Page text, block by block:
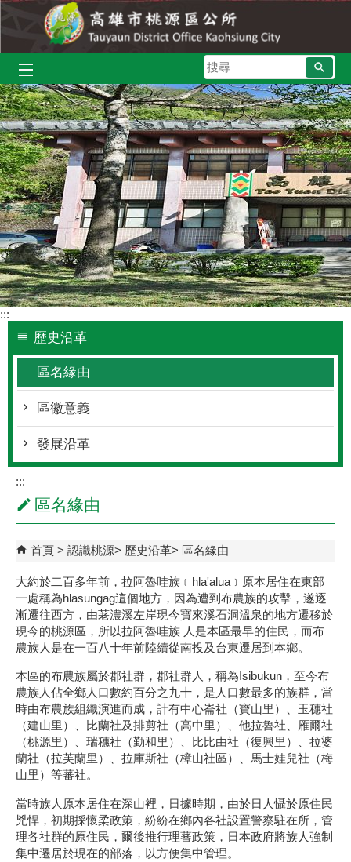
跳到主要內容區塊
搜
尋
:::
歷史沿革
區名緣由
區徽意義
發展沿革
:::
區名緣由
首頁 認識桃源 歷史沿革 區名緣由
大約於二百多年前，拉阿魯哇族﹝hla'alua﹞原本居住在東部
一處稱為hlasungag這個地方，因為遭到布農族的攻擊，遂逐
漸遷往西方，由荖濃溪左岸現今寶來溪石洞溫泉的地方遷移於
現今的桃源區，所以拉阿魯哇族 人是本區最早的住民，而布
農族人是在一百八十年前陸續從南投及台東遷居到本鄉。
本區的布農族屬於郡社群，郡社群人，稱為Isibukun，至今布
農族人佔全鄉人口數約百分之九十，是人口數最多的族群，當
時由布農族組織演進而成，計有中心崙社（寶山里）、玉穗社
（建山里）、比蘭社及排剪社（高中里）、他拉魯社、雁爾社
（桃源里）、瑞穗社（勤和里）、比比由社（復興里）、拉婆
蘭社（拉芙蘭里）、拉庫斯社（樟山社區）、馬士娃兒社（梅
山里）等蕃社。
當時族人原本居住在深山裡，日據時期，由於日人懾於原住民
兇悍，初期採懷柔政策，紛紛在鄉內各社設置警察駐在所，管
理各社群的原住民，爾後推行理蕃政策，日本政府將族人強制
集中遷居於現在的部落，以方便集中管理。